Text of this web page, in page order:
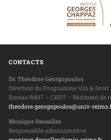
CONTACTS
Dr. Théodore Georgopoulos
Directeur du Programme Vin & Droit
Bureau R407 – CRDT – Bâtiment de
theodore.georgopoulos@univ-
Monique Dessalles
Responsable administrative